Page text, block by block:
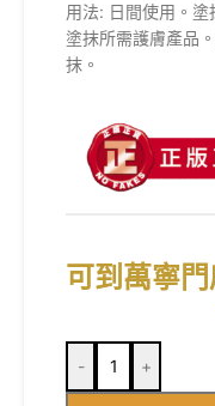
用法: 日間使用。
塗抹所需護膚產品
抹。
可到萬寧
- +